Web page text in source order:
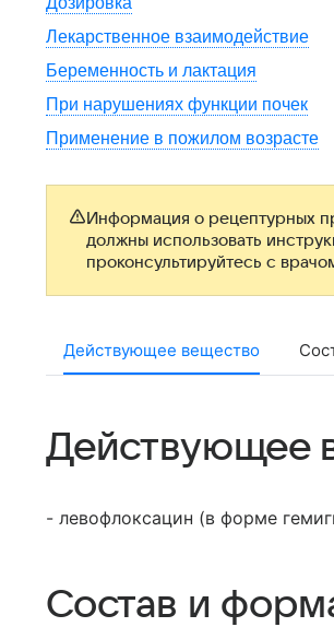
Лекарственное взаимодействие
Беременность и лактация
При нарушениях функции почек
Применение в пожилом возрасте
Информация о рецептурных
должны использовать
проконсультируйтесь с
Действующее вещество
Действующее
- левофлоксацин (в форме
Состав и